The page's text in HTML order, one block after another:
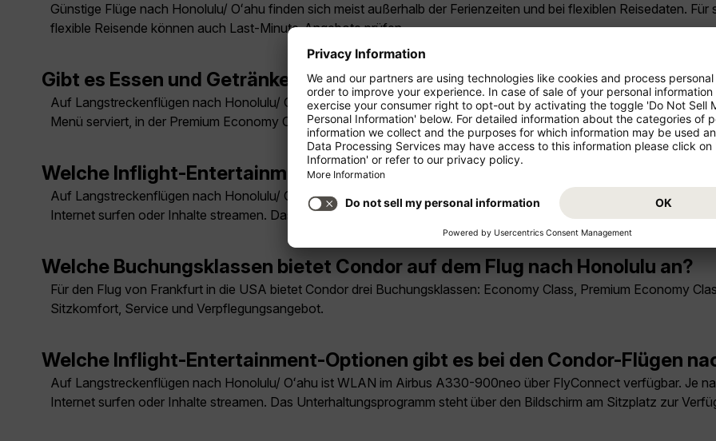
Günstige Flüge nach Honolulu/ Oʻahu finden sich meist außerhalb der Ferienzeiten und bei flexiblen Reisedaten.
flexible Reisende können auch Last-Minute-Angebote prüfen.
Gibt es Essen und Getränke auf dem Condor-Flug nach Honolulu?
Auf Langstreckenflügen nach Honolulu/ Oʻahu sind Mahlzeiten und Getränke je nach gebuchter Reiseklasse
Menü serviert, in der Premium Economy Class ein Taste-the-World-Premium-Menü und in der Business Class ein
Welche Inflight-Entertainment-Optionen gibt es bei den Condor-Flügen
Auf Langstreckenflügen nach Honolulu/ Oʻahu ist WLAN im Airbus A330-900neo über FlyConnect verfügbar. Je
Internet surfen oder Inhalte streamen. Das Unterhaltungsprogramm steht über den Bildschirm am Sitzplatz zur
Welche Buchungsklassen bietet Condor auf dem Flug nach Honolulu an?
Für den Flug von Frankfurt in die USA bietet Condor drei Buchungsklassen: Economy Class, Premium Economy
Sitzkomfort, Service und Verpflegungsangebot.
Welche Inflight-Entertainment-Optionen gibt es bei den Condor-Flügen
Auf Langstreckenflügen nach Honolulu/ Oʻahu ist WLAN im Airbus A330-900neo über FlyConnect verfügbar. Je
Internet surfen oder Inhalte streamen. Das Unterhaltungsprogramm steht über den Bildschirm am Sitzplatz zur